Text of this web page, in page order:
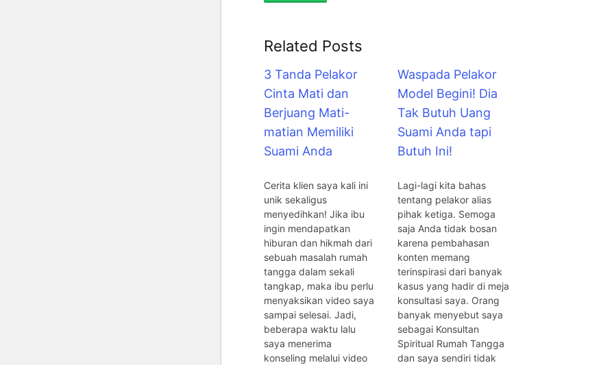
Related Posts
3 Tanda Pelakor
Cinta Mati dan
Berjuang Mati-
matian Memiliki
Suami Anda
Cerita klien saya kali ini
unik sekaligus
menyedihkan! Jika ibu
ingin mendapatkan
hiburan dan hikmah dari
sebuah masalah rumah
tangga dalam sekali
tangkap, maka ibu perlu
menyaksikan video saya
sampai selesai. Jadi,
beberapa waktu lalu
saya menerima
konseling melalui video
Waspada Pelakor
Model Begini! Dia
Tak Butuh Uang
Suami Anda tapi
Butuh Ini!
Lagi-lagi kita bahas
tentang pelakor alias
pihak ketiga. Semoga
saja Anda tidak bosan
karena pembahasan
konten memang
terinspirasi dari banyak
kasus yang hadir di meja
konsultasi saya. Orang
banyak menyebut saya
sebagai Konsultan
Spiritual Rumah Tangga
dan saya sendiri tidak